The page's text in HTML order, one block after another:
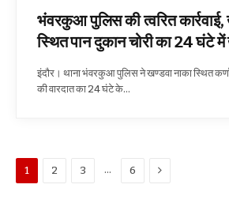
भंवरकुआ पुलिस की त्वरित
स्थित पान दुकान चोरी का 24 घंटे
इंदौर। थाना भंवरकुआ पुलिस ने खण्डवा नाका स्थित
की वारदात का 24 घंटे के…
1 2 3 … 6 Next